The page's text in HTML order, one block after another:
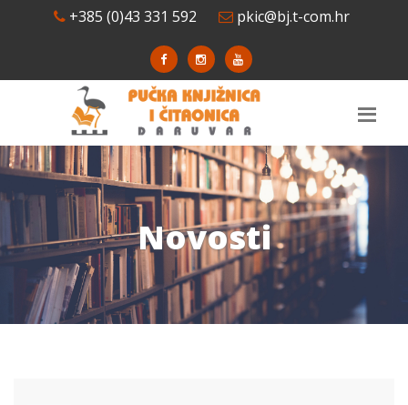
+385 (0)43 331 592 pkic@bj.t-com.hr
Novosti